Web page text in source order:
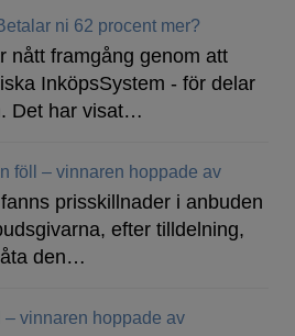
ni 62 procent mer?
nått framgång genom att
InköpsSystem - för delar
Det har visat…
föll – vinnaren hoppade av
prisskillnader i anbuden
efter tilldelning,
den…
– vinnaren hoppade av